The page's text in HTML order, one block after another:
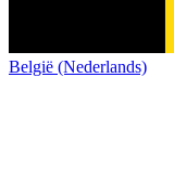
België (Nederlands)